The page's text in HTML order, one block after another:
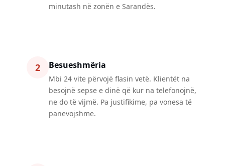
minutash në zonën e Sarandës.
2 Besueshmëria
Mbi 24 vite përvojë flasin vetë. Klientët na
besojnë sepse e dinë që kur na telefonojnë,
ne do të vijmë. Pa justifikime, pa vonesa të
panevojshme.